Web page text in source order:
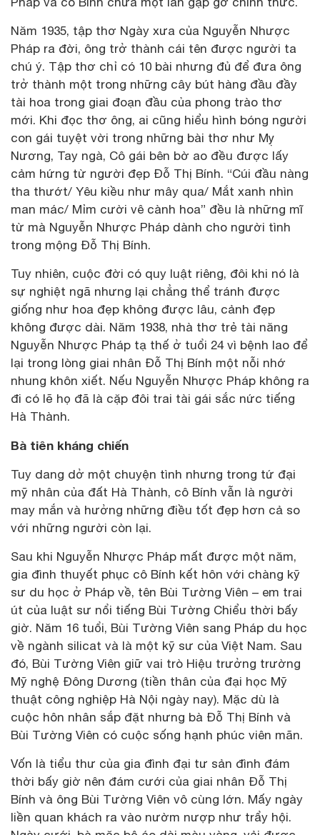
Năm 1935, tập thơ Ngày xưa của Nguyễn Nhược
Pháp ra đời, ông trở thành cái tên được người ta
chú ý. Tập thơ chỉ có 10 bài nhưng đủ để đưa ông
trở thành một trong những cây bút hàng đầu đầy
tài hoa trong giai đoạn đầu của phong trào thơ
mới. Khi đọc thơ ông, ai cũng hiểu hình bóng người
con gái tuyệt vời trong những bài thơ như Mỵ
Nương, Tay ngà, Cô gái bên bờ ao đều được lấy
cảm hứng từ người đẹp Đỗ Thị Bính. “Cúi đầu nàng
tha thướt/ Yêu kiều như mây qua/ Mắt xanh nhìn
man mác/ Mỉm cười vê cành hoa” đều là những mĩ
từ mà Nguyễn Nhược Pháp dành cho người tình
trong mộng Đỗ Thị Bính.
Tuy nhiên, cuộc đời có quy luật riêng, đôi khi nó là
sự nghiệt ngã nhưng lại chẳng thể tránh được
giống như hoa đẹp không được lâu, cảnh đẹp
không được dài. Năm 1938, nhà thơ trẻ tài năng
Nguyễn Nhược Pháp tạ thế ở tuổi 24 vì bệnh lao để
lại trong lòng giai nhân Đỗ Thị Bính một nỗi nhớ
nhung khôn xiết. Nếu Nguyễn Nhược Pháp không ra
đi có lẽ họ đã là cặp đôi trai tài gái sắc nức tiếng
Hà Thành.
Bà tiên kháng chiến
Tuy dang dở một chuyện tình nhưng trong tứ đại
mỹ nhân của đất Hà Thành, cô Bính vẫn là người
may mắn và hưởng những điều tốt đẹp hơn cả so
với những người còn lại.
Sau khi Nguyễn Nhược Pháp mất được một năm,
gia đình thuyết phục cô Bính kết hôn với chàng kỹ
sư du học ở Pháp về, tên Bùi Tường Viên – em trai
út của luật sư nổi tiếng Bùi Tường Chiểu thời bấy
giờ. Năm 16 tuổi, Bùi Tường Viên sang Pháp du học
về ngành silicat và là một kỹ sư của Việt Nam. Sau
đó, Bùi Tường Viên giữ vai trò Hiệu trưởng trường
Mỹ nghệ Đông Dương (tiền thân của đại học Mỹ
thuật công nghiệp Hà Nội ngày nay). Mặc dù là
cuộc hôn nhân sắp đặt nhưng bà Đỗ Thị Bính và
Bùi Tường Viên có cuộc sống hạnh phúc viên mãn.
Vốn là tiểu thư của gia đình đại tư sản đình đám
thời bấy giờ nên đám cưới của giai nhân Đỗ Thị
Bính và ông Bùi Tường Viên vô cùng lớn. Mấy ngày
liền quan khách ra vào nườm nượp như trẩy hội.